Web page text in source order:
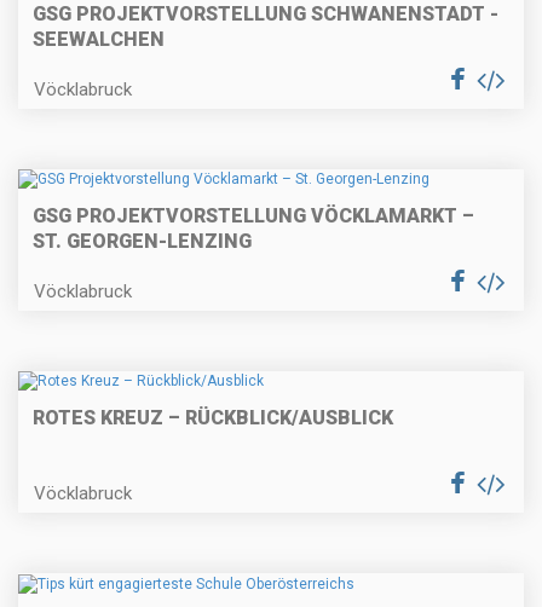
GSG PROJEKTVORSTELLUNG SCHWANENSTADT -
SEEWALCHEN
Vöcklabruck
GSG PROJEKTVORSTELLUNG VÖCKLAMARKT –
ST. GEORGEN-LENZING
Vöcklabruck
ROTES KREUZ – RÜCKBLICK/AUSBLICK
Vöcklabruck